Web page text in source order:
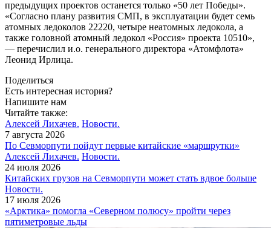
предыдущих проектов останется только «50 лет Победы».
«Согласно плану развития СМП, в эксплуатации будет семь
атомных ледоколов 22220, четыре неатомных ледокола, а
также головной атомный ледокол «Россия» проекта 10510»,
— перечислил и.о. генерального директора «Атомфлота»
Леонид Ирлица.
Поделиться
Есть интересная история?
Напишите нам
Читайте также:
Алексей Лихачев. Новости.
7 августа 2026
По Севморпути пойдут первые китайские «маршрутки»
Алексей Лихачев. Новости.
24 июля 2026
Китайских грузов на Севморпути может стать вдвое больше
Новости.
17 июля 2026
«Арктика» помогла «Северном полюсу» пройти через
пятиметровые льды